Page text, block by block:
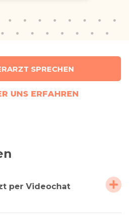
SPRECHEN
UNS ERFAHREN
per Videochat
über langjährige